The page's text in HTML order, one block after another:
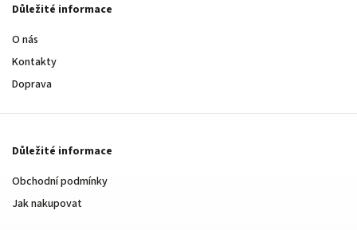
Důležité informace
O nás
Kontakty
Doprava
Důležité informace
Obchodní podmínky
Jak nakupovat